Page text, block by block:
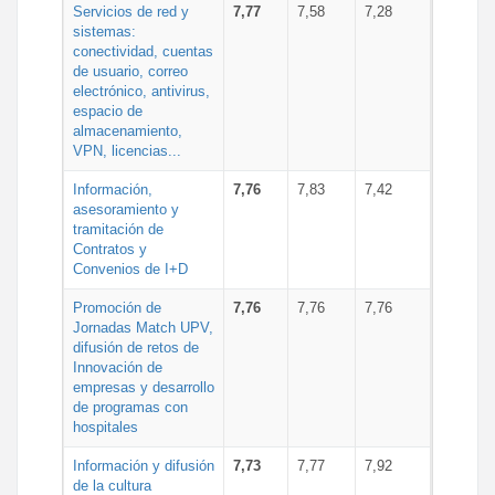
Servicios de red y
sistemas:
conectividad, cuentas
de usuario, correo
electrónico, antivirus,
espacio de
almacenamiento,
VPN, licencias...
7,77 7,58 7,28
Información,
asesoramiento y
tramitación de
Contratos y
Convenios de I+D
7,76 7,83 7,42
Promoción de
Jornadas Match UPV,
difusión de retos de
Innovación de
empresas y desarrollo
de programas con
hospitales
7,76 7,76 7,76
Información y difusión
de la cultura
7,73 7,77 7,92